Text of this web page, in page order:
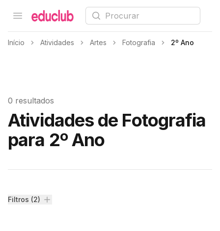
Open menu
Educlub Procurar
Início Atividades Artes Fotografia 2º Ano
0 resultados
Atividades de Fotografia
para 2º Ano
Filtros
Filtros (2)